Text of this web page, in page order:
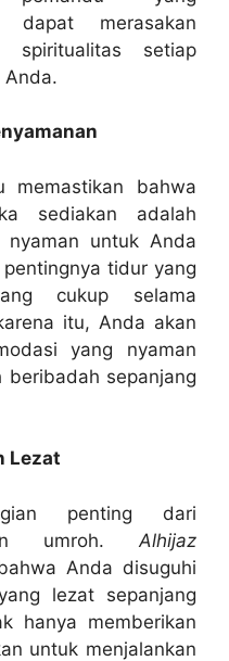
dapat merasakan
spiritualitas setiap
Anda.
memastikan bahwa
sediakan adalah
untuk Anda
tidur yang
cukup selama
itu, Anda akan
yang nyaman
sepanjang
Lezat
penting dari
umroh. Alhijaz
Anda disuguhi
lezat sepanjang
hanya memberikan
untuk menjalankan